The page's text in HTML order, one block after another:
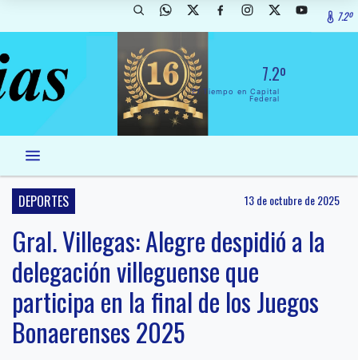
7.2º
7.2º
El Tiempo en Capital
Federal
DEPORTES 13 de octubre de 2025
Gral. Villegas: Alegre despidió a la
delegación villeguense que
participa en la final de los Juegos
Bonaerenses 2025